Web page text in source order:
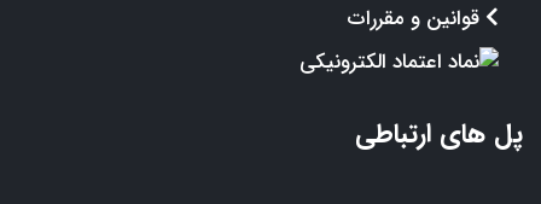
قوانین و مقررات
پل های ارتباطی